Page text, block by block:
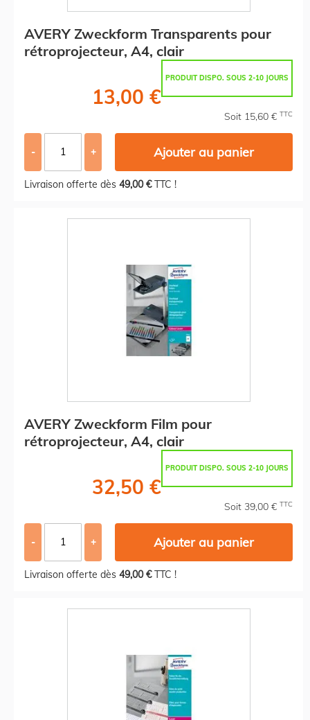
AVERY Zweckform Transparents pour
rétroprojecteur, A4, clair
PRODUIT DISPO. SOUS 2-10 JOURS
13,00 €
Soit 15,60 € TTC
- + Ajouter au panier
Livraison offerte dès 49,00 €TTC !
AVERY Zweckform Film pour
rétroprojecteur, A4, clair
PRODUIT DISPO. SOUS 2-10 JOURS
32,50 €
Soit 39,00 € TTC
- + Ajouter au panier
Livraison offerte dès 49,00 €TTC !